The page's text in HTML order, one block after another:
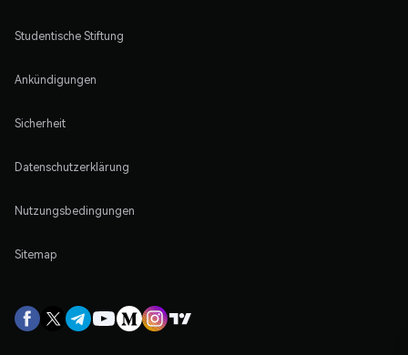
Studentische Stiftung
Ankündigungen
Sicherheit
Datenschutzerklärung
Nutzungsbedingungen
Sitemap